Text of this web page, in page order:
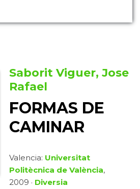
Saborit Viguer, Jose
Rafael
FORMAS DE
CAMINAR
Valencia: Universitat
Politècnica de València,
2009 · Diversia